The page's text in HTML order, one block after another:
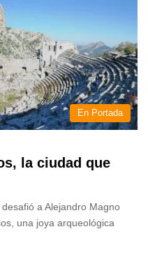
En Portada
la ciudad que
a Alejandro Magno
una joya arqueológica